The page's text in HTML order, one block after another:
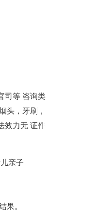
司等 咨询类
头，牙刷，
效力无 证件
亲子
果。